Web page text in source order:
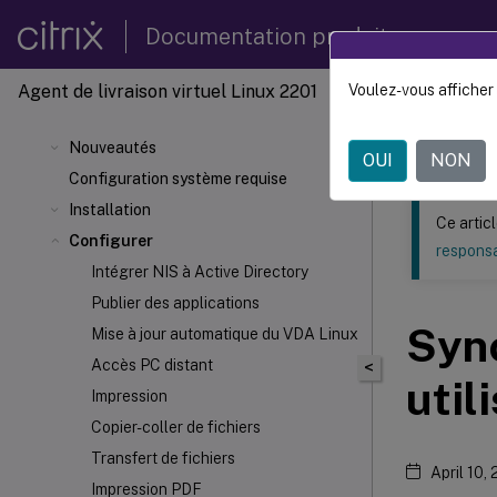
Documentation produit
Agent de livraison virtuel Linux 2201
Nouveautés
Configuration système requise
Installation
Configurer
Intégrer NIS à Active Directory
Publier des applications
Mise à jour automatique du VDA Linux
Accès PC distant
Impression
Copier-coller de fichiers
Transfert de fichiers
Impression PDF
Ce contenu a
Agent
<
Ce
April 10,
Voulez-vous
OUI NON